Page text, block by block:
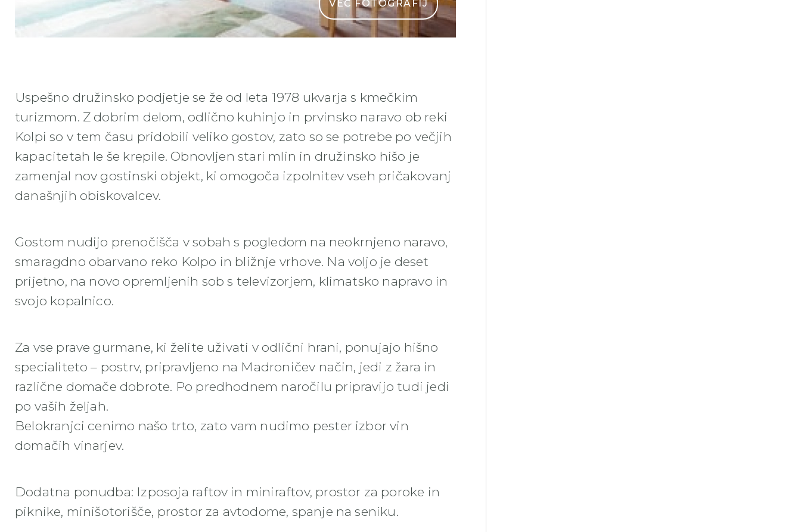
VEČ FOTOGRAFIJ
Uspešno družinsko podjetje se že od leta 1978 ukvarja s kmečkim
turizmom. Z dobrim delom, odlično kuhinjo in prvinsko naravo ob reki
Kolpi so v tem času pridobili veliko gostov, zato so se potrebe po večjih
kapacitetah le še krepile. Obnovljen stari mlin in družinsko hišo je
zamenjal nov gostinski objekt, ki omogoča izpolnitev vseh pričakovanj
današnjih obiskovalcev.
Gostom nudijo prenočišča v sobah s pogledom na neokrnjeno naravo,
smaragdno obarvano reko Kolpo in bližnje vrhove. Na voljo je deset
prijetno, na novo opremljenih sob s televizorjem, klimatsko napravo in
svojo kopalnico.
Za vse prave gurmane, ki želite uživati v odlični hrani, ponujajo hišno
specialiteto – postrv, pripravljeno na Madroničev način, jedi z žara in
različne domače dobrote. Po predhodnem naročilu pripravijo tudi jedi
po vaših željah.
Belokranjci cenimo našo trto, zato vam nudimo pester izbor vin
domačih vinarjev.
Dodatna ponudba: Izposoja raftov in miniraftov, prostor za poroke in
piknike, minišotorišče, prostor za avtodome, spanje na seniku.